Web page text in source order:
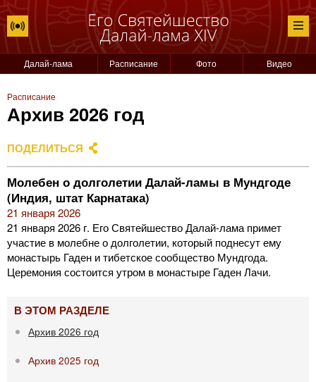
Далай-лама Расписание Фото Видео
Расписание
Архив 2026 год
ПОДЕЛИТЬСЯ
Молебен о долголетии Далай-ламы в Мундгоде
(Индия, штат Карнатака)
21 января 2026
21 января 2026 г. Его Святейшество Далай-лама примет
участие в молебне о долголетии, который поднесут ему
монастырь Гаден и тибетское сообщество Мундгода.
Церемония состоится утром в монастыре Гаден Лачи.
В ЭТОМ РАЗДЕЛЕ
Архив 2026 год
Архив 2025 год